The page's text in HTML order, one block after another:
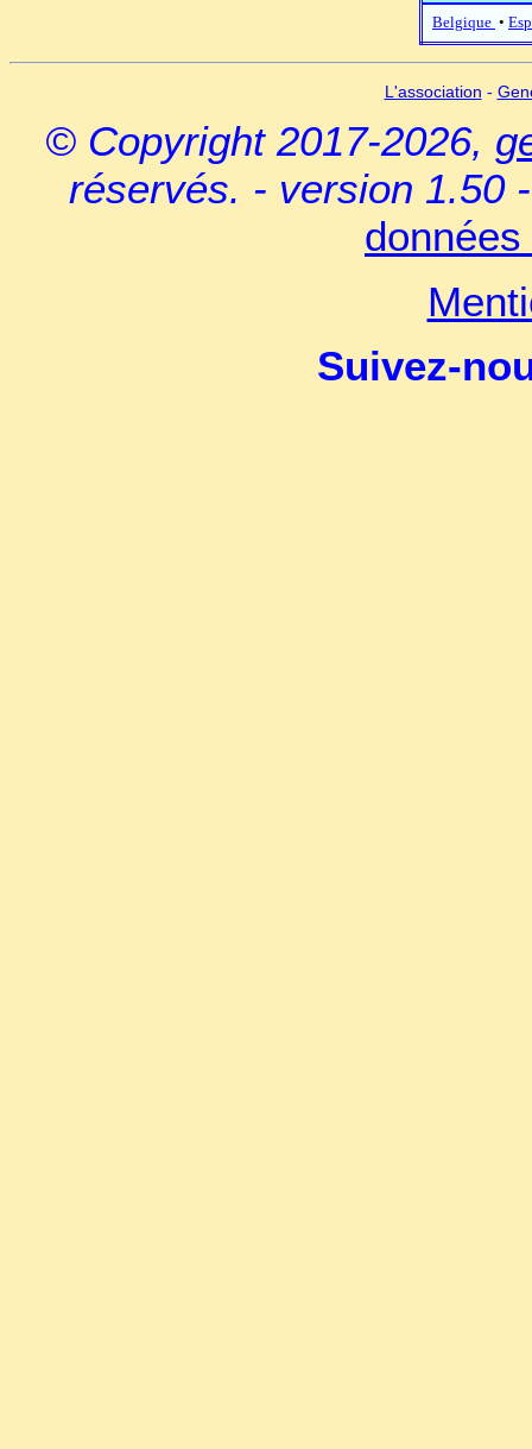
Belgique •
L'association -
© Copyright 2017-2026,
réservés. - version 1.50
Suivez-